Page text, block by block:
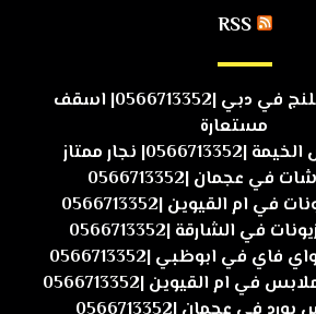
RSS
تركيب فورسيلنج في دبي |0566713352| اسقف
مستعارة
نجار ممتاز
عجمان |0566713352
في ام القيوين |0566713352
في الشارقة |0566713352
في ابوظبي |0566713352
في ام القيوين |0566713352